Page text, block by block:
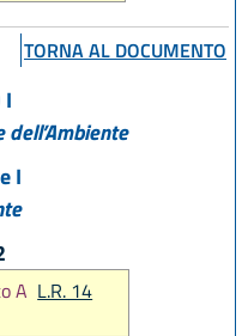
TORNA AL DOCUMENTO
I
I
A L.R. 14